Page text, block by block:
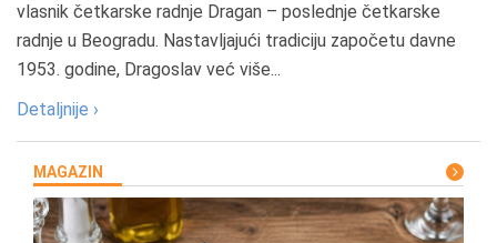
vlasnik četkarske radnje Dragan – poslednje četkarske
radnje u Beogradu. Nastavljajući tradiciju započetu davne
1953. godine, Dragoslav već više...
Detaljnije ›
MAGAZIN